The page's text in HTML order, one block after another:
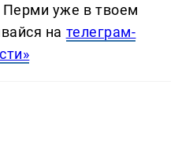
Перми уже в твоем
на телеграм-